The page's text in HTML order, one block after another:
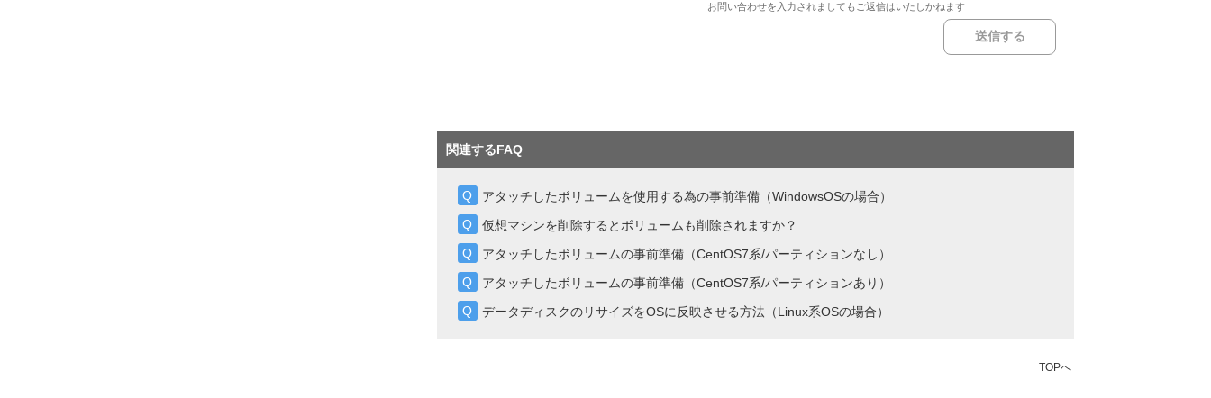
お問い合わせを入力されましてもご返信はいたしかねます
関連するFAQ
アタッチしたボリュームを使用する為の事前準備（WindowsOSの場合）
仮想マシンを削除するとボリュームも削除されますか？
アタッチしたボリュームの事前準備（CentOS7系/パーティションなし）
アタッチしたボリュームの事前準備（CentOS7系/パーティションあり）
データディスクのリサイズをOSに反映させる方法（Linux系OSの場合）
TOPへ